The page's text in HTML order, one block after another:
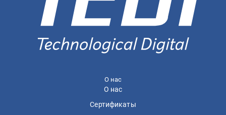
О нас
О нас
Сертификаты